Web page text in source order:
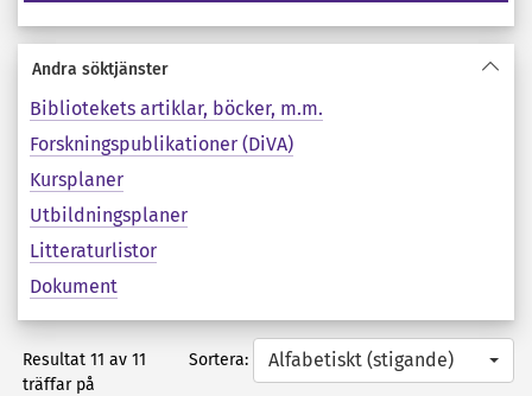
Andra söktjänster
Bibliotekets artiklar, böcker, m.m.
Forskningspublikationer (DiVA)
Kursplaner
Utbildningsplaner
Litteraturlistor
Dokument
Resultat 11 av 11
träffar på
Sortera: Alfabetiskt (stigande)